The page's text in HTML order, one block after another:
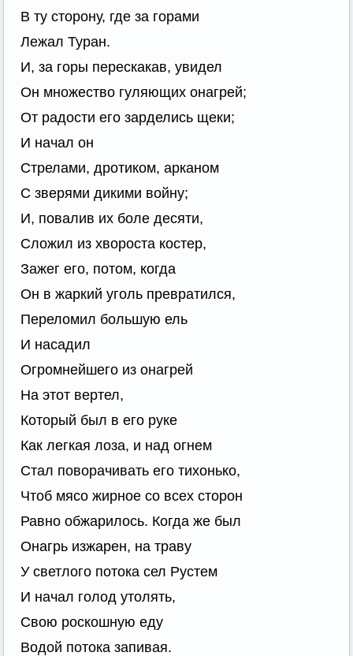
В ту сторону, где за горами
Лежал Туран.
И, за горы перескакав, увидел
Он множество гуляющих онагрей;
От радости его зарделись щеки;
И начал он
Стрелами, дротиком, арканом
С зверями дикими войну;
И, повалив их боле десяти,
Сложил из хвороста костер,
Зажег его, потом, когда
Он в жаркий уголь превратился,
Переломил большую ель
И насадил
Огромнейшего из онагрей
На этот вертел,
Который был в его руке
Как легкая лоза, и над огнем
Стал поворачивать его тихонько,
Чтоб мясо жирное со всех сторон
Равно обжарилось. Когда же был
Онагрь изжарен, на траву
У светлого потока сел Рустем
И начал голод утолять,
Свою роскошную еду
Водой потока запивая.